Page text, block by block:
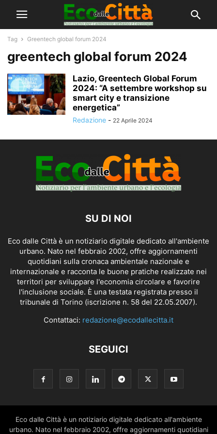
Tag Greentech global forum 2024
greentech global forum 2024
Lazio, Greentech Global Forum
2024: “A settembre workshop su
smart city e transizione
energetica”
Redazione - 22 Aprile 2024
SU DI NOI
Eco dalle Città è un notiziario digitale dedicato all'ambiente
urbano. Nato nel febbraio 2002, offre aggiornamenti
quotidiani sulla cronaca ambientale nazionale e
internazionale e racconta le buone pratiche realizzate nei
territori per sviluppare l'economia circolare e favorire
l'inclusione sociale. È una testata registrata presso il
tribunale di Torino (iscrizione n. 58 del 22.05.2007).
Contattaci: redazione@ecodallecitta.it
SEGUICI
Eco dalle Città è un notiziario digitale dedicato all'ambiente
urbano. Nato nel febbraio 2002, offre aggiornamenti quotidiani